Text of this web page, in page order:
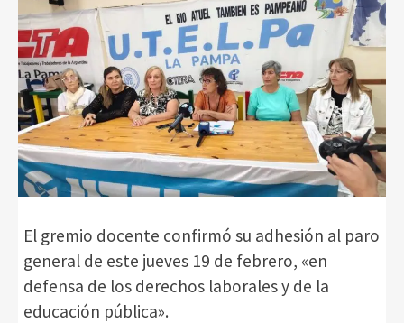
El gremio docente confirmó su adhesión al paro
general de este jueves 19 de febrero, «en
defensa de los derechos laborales y de la
educación pública».